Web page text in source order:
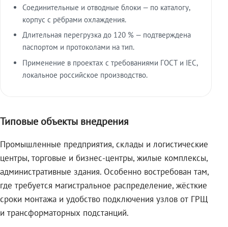
Соединительные и отводные блоки — по каталогу,
корпус с рёбрами охлаждения.
Длительная перегрузка до 120 % — подтверждена
паспортом и протоколами на тип.
Применение в проектах с требованиями ГОСТ и IEC,
локальное российское производство.
Типовые объекты внедрения
Промышленные предприятия, склады и логистические
центры, торговые и бизнес-центры, жилые комплексы,
административные здания. Особенно востребован там,
где требуется магистральное распределение, жёсткие
сроки монтажа и удобство подключения узлов от ГРЩ
и трансформаторных подстанций.